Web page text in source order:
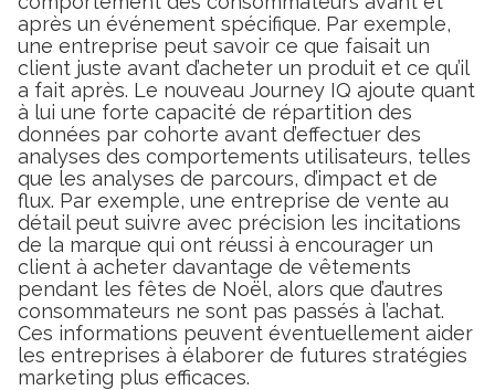
après un événement spécifique. Par exemple,
une entreprise peut savoir ce que faisait un
client juste avant d’acheter un produit et ce qu’il
a fait après. Le nouveau Journey IQ ajoute quant
à lui une forte capacité de répartition des
données par cohorte avant d’effectuer des
analyses des comportements utilisateurs, telles
que les analyses de parcours, d’impact et de
flux. Par exemple, une entreprise de vente au
détail peut suivre avec précision les incitations
de la marque qui ont réussi à encourager un
client à acheter davantage de vêtements
pendant les fêtes de Noël, alors que d’autres
consommateurs ne sont pas passés à l’achat.
Ces informations peuvent éventuellement aider
les entreprises à élaborer de futures stratégies
marketing plus efficaces.